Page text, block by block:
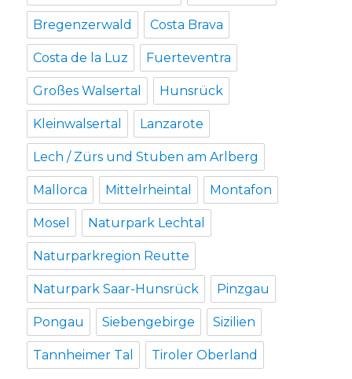
Bregenzerwald Costa Brava
Costa de la Luz Fuerteventra
Großes Walsertal Hunsrück
Kleinwalsertal Lanzarote
Lech / Zürs und Stuben am Arlberg
Mallorca Mittelrheintal Montafon
Mosel Naturpark Lechtal
Naturparkregion Reutte
Naturpark Saar-Hunsrück Pinzgau
Pongau Siebengebirge Sizilien
Tannheimer Tal Tiroler Oberland